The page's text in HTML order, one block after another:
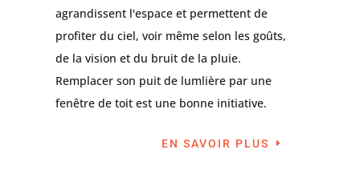
agrandissent l'espace et permettent de
profiter du ciel, voir même selon les goûts,
de la vision et du bruit de la pluie.
Remplacer son puit de lumlière par une
fenêtre de toit est une bonne initiative.
EN SAVOIR PLUS